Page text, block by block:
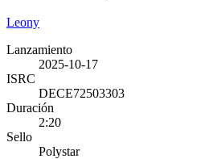
Leony
Lanzamiento
2025-10-17
ISRC
DECE72503303
Duración
2:20
Sello
Polystar